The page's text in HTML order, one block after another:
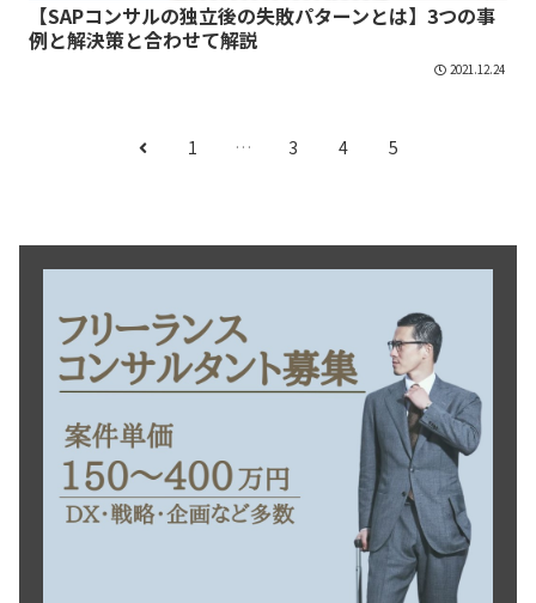
【SAPコンサルの独立後の失敗パターンとは】3つの事
例と解決策と合わせて解説
2021.12.24
1 … 3 4 5